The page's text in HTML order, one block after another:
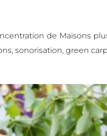
de Maisons
sonorisation, green